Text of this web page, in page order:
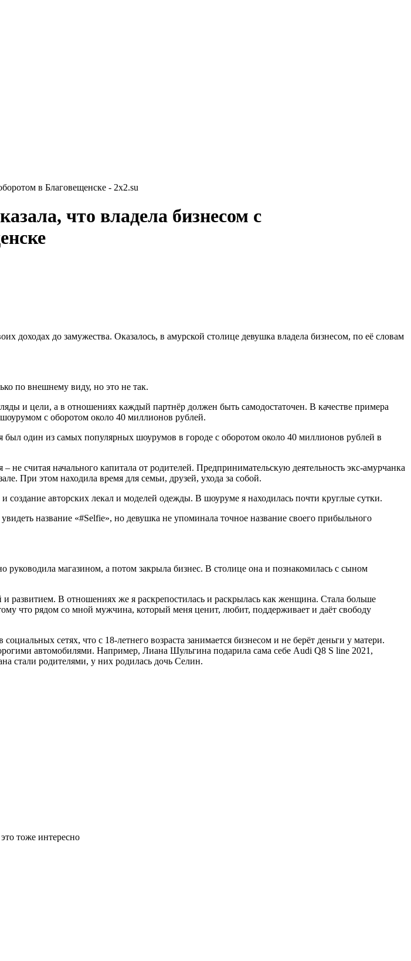
в Благовещенске - 2x2.su
что владела бизнесом с
доходах до замужества. Оказалось, в амурской столице девушка владела бизнесом, по её словам
по внешнему виду, но это не так.
и цели, а в отношениях каждый партнёр должен быть самодостаточен. В качестве примера
с оборотом около 40 миллионов рублей.
один из самых популярных шоурумов в городе с оборотом около 40 миллионов рублей в
не считая начального капитала от родителей. Предпринимательскую деятельность экс-амурчанка
При этом находила время для семьи, друзей, ухода за собой.
авторских лекал и моделей одежды. В шоуруме я находилась почти круглые сутки.
название «#Selfie», но девушка не упоминала точное название своего прибыльного
руководила магазином, а потом закрыла бизнес. В столице она и познакомилась с сыном
развитием. В отношениях же я раскрепостилась и раскрылась как женщина. Стала больше
что рядом со мной мужчина, который меня ценит, любит, поддерживает и даёт свободу
сетях, что с 18-летнего возраста занимается бизнесом и не берёт деньги у матери.
автомобилями. Например, Лиана Шульгина подарила сама себе Audi Q8 S line 2021,
стали родителями, у них родилась дочь Селин.
тоже интересно